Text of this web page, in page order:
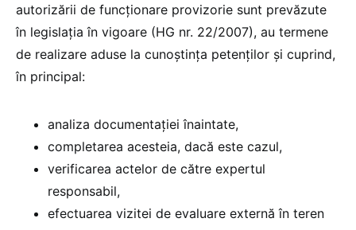
autorizării de funcționare provizorie sunt prevăzute
în legislația în vigoare (HG nr. 22/2007), au termene
de realizare aduse la cunoștința petenților și cuprind,
în principal:
analiza documentației înaintate,
completarea acesteia, dacă este cazul,
verificarea actelor de către expertul
responsabil,
efectuarea vizitei de evaluare externă în teren